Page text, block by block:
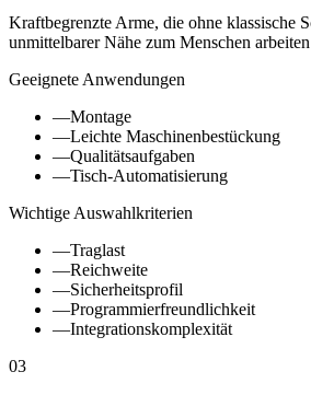
Kraftbegrenzte Arme, die ohne klassische
unmittelbarer Nähe zum Menschen
Geeignete Anwendungen
—Montage
—Leichte Maschinenbestückung
—Qualitätsaufgaben
—Tisch-Automatisierung
Wichtige Auswahlkriterien
—Traglast
—Reichweite
—Sicherheitsprofil
—Programmierfreundlichkeit
—Integrationskomplexität
03